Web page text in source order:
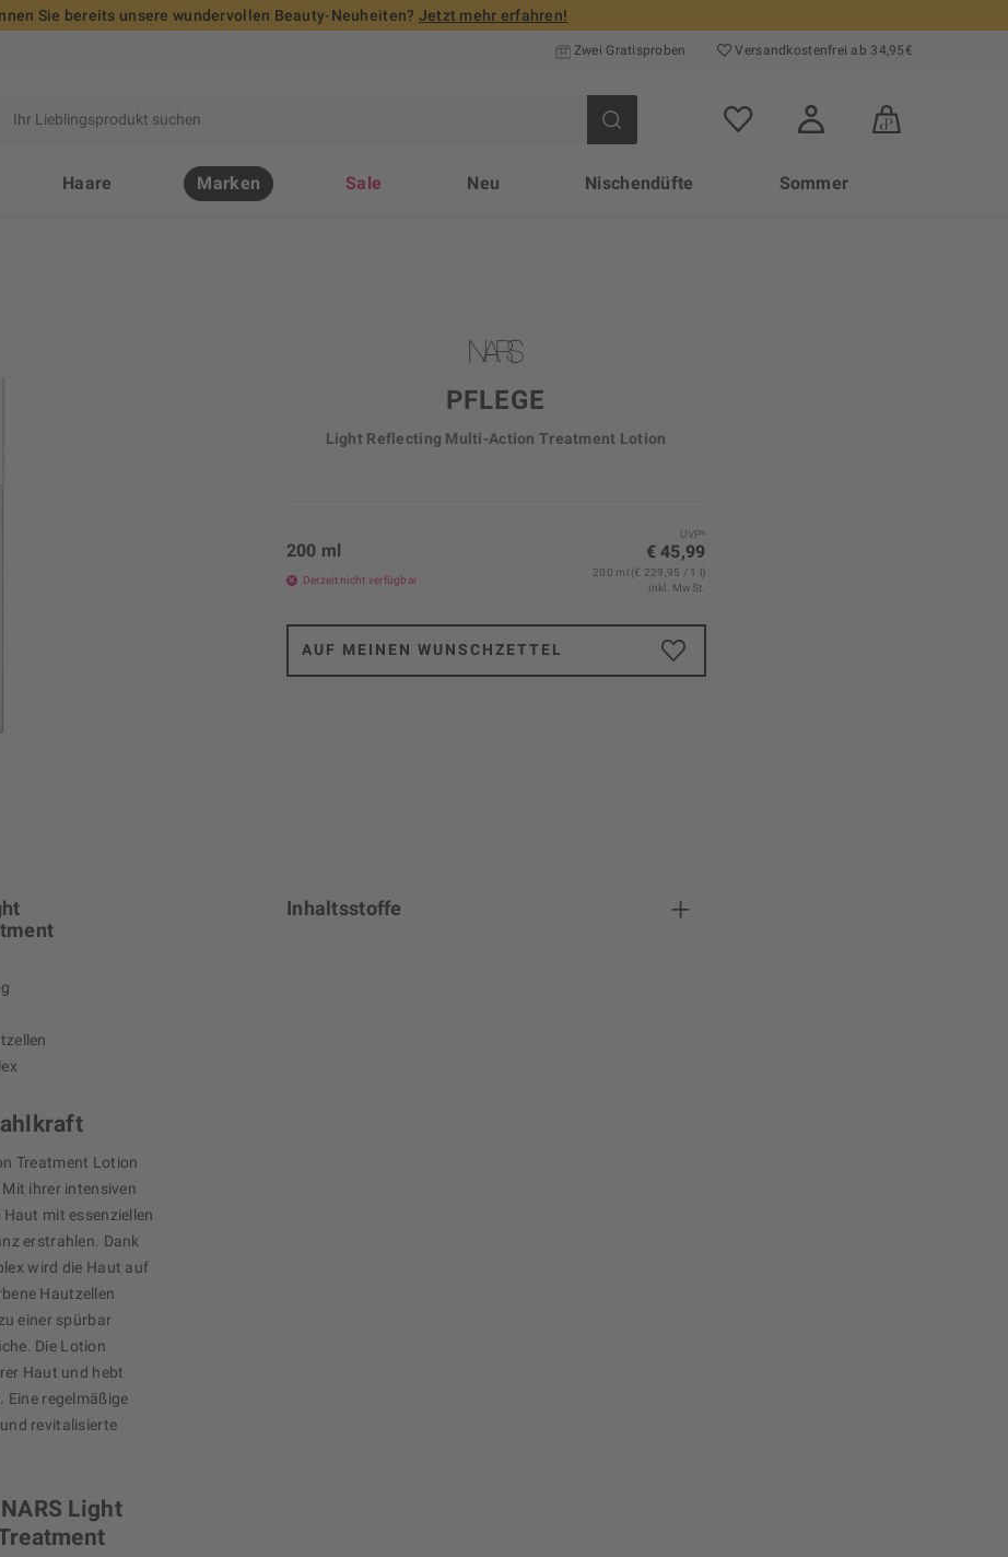
Sie bereits unsere wundervollen Beauty-Neuheiten? Jetzt mehr erfahren!
Zwei Gratisproben Versand­kosten­frei ab 34,95€
Haare Marken Sale Neu Nischendüfte Sommer
PFLEGE
Light Reflecting Multi-Action Treatment Lotion
UVP*
€ 45,99
200 ml
Derzeit nicht verfügbar
200 ml (€ 229,95 / 1 l)
inkl. MwSt.
AUF MEINEN WUNSCHZETTEL
Treatment Lotion
ihrer intensiven
mit essenziellen
erstrahlen. Dank
wird die Haut auf
Hautzellen
einer spürbar
Die Lotion
Haut und hebt
Eine regelmäßige
revitalisierte
Light
Inhaltsstoffe